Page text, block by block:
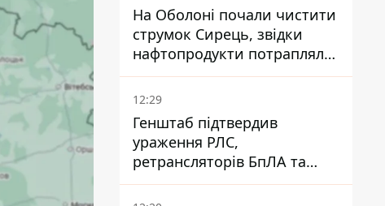
На Оболоні почали чистити
струмок Сирець, звідки
нафтопродукти потрапляли
до озер
12:29
Генштаб підтвердив
ураження РЛС,
ретрансляторів БпЛА та
інших військових об'єктів
РФ у Криму й на півдні